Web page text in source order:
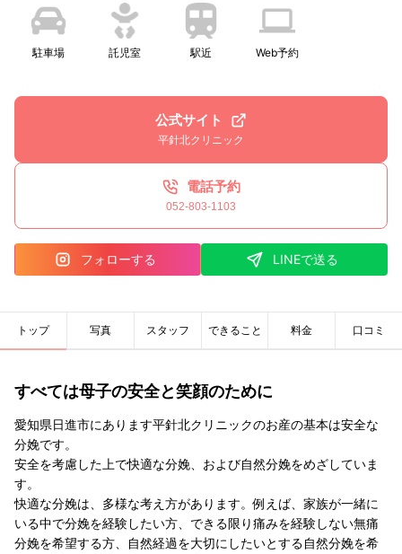
駐車場 託児室 駅近 Web予約
公式サイト
平針北クリニック
電話予約
052-803-1103
フォローする LINEで送る
トップ 写真 スタッフ できること 料金 口コミ
すべては母子の安全と笑顔のために
愛知県日進市にあります平針北クリニックのお産の基本は安全な
分娩です。
安全を考慮した上で快適な分娩、および自然分娩をめざしていま
す。
快適な分娩は、多様な考え方があります。例えば、家族が一緒に
いる中で分娩を経験したい方、できる限り痛みを経験しない無痛
分娩を希望する方、自然経過を大切にしたいとする自然分娩を希